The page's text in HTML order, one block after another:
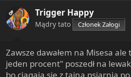
o
n
s
OP Trigger Happy
Mądry tato Członek Załogi
Zawsze dawałem na Misesa ale
jeden procent" poszedł na
bo ciągają się z tajną psiarnią